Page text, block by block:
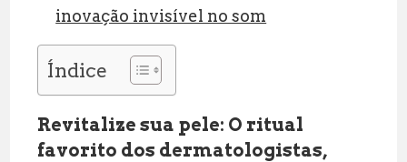
inovação invisível no som
Índice
Revitalize sua pele: O ritual
favorito dos dermatologistas,